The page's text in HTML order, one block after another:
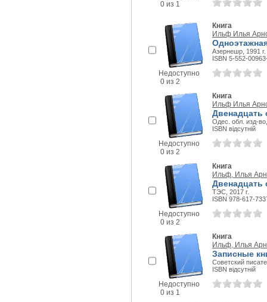
0 из 1
Недоступно
0 из 2
Книга
Ильф Илья
Азернешр, 1991 г.
ISBN 5-552-
Недоступно
0 из 2
Книга
Ильф Илья
Двенадцать
Одес. обл. изд-
ISBN відсутній
Недоступно
0 из 2
Книга
Ильф, Илья
Двенадцать
ТЭС, 2017 г.
ISBN 978-617-
Недоступно
0 из 1
Книга
Ильф, Илья
Записные
Советский
ISBN відсутній